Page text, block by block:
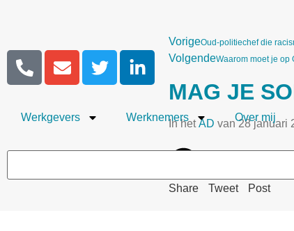
Werkgevers Werknemers Over mij
VorigeOud-politiechef die
VolgendeWaarom moet je op
MAG JE
In hetAD van 28 januari
Share Tweet Post